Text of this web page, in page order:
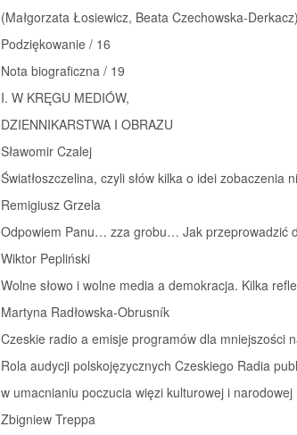
(Małgorzata Łosiewicz, Beata Czechowska-
Podziękowanie / 16
Nota biograficzna / 19
I. W KRĘGU MEDIÓW,
DZIENNIKARSTWA I OBRAZU
Sławomir Czalej
Światłoszczelina, czyli słów kilka o idei zobaczenia
Remigiusz Grzela
Odpowiem Panu… zza grobu… Jak przeprowadzić
Wiktor Pepliński
Wolne słowo i wolne media a demokracja. Kilka
Martyna Radłowska-Obrusník
Czeskie radio a emisje programów dla mniejszości
Rola audycji polskojęzycznych Czeskiego Radia
w umacnianiu poczucia więzi kulturowej i
Zbigniew Treppa